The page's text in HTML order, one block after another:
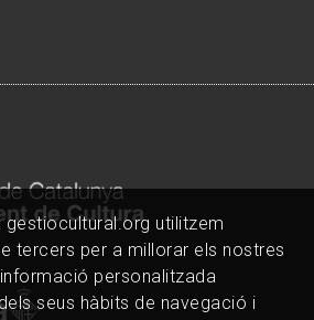
gestiocultural.org utilitzem
tercers per a millorar els nostres
personalitzada
seus hàbits de navegació i